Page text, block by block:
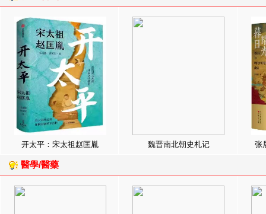
开太平：宋太祖赵匡胤 魏晋南北朝史札记 张
醫學/醫藥